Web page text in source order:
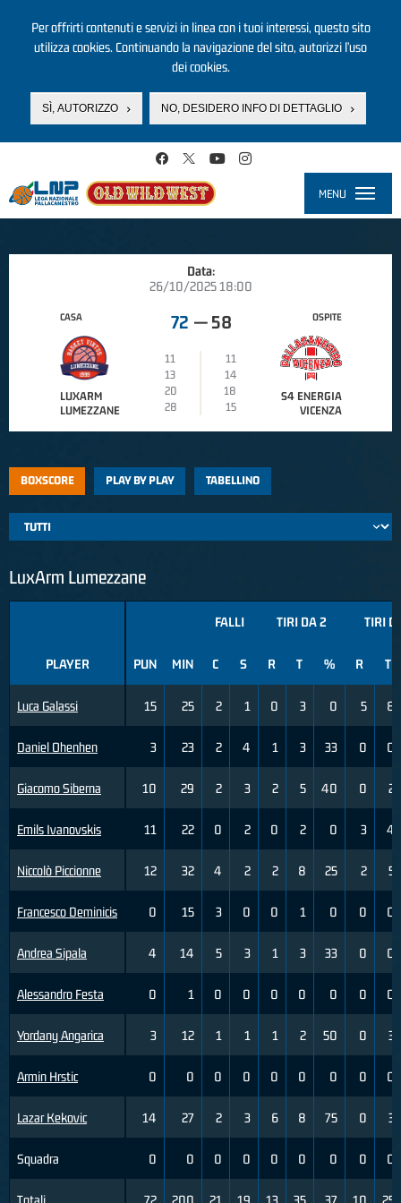
Per offrirti contenuti e servizi in linea con i tuoi interessi, questo sito
utilizza cookies. Continuando la navigazione del sito, autorizzi l’uso
dei cookies.
SÌ, AUTORIZZO NO, DESIDERO INFO DI DETTAGLIO
MENU
Data:
26/10/2025 18:00
CASA
LUXARM
LUMEZZANE
72 — 58
11
11
13
14
20
18
28
15
OSPITE
S4 ENERGIA
VICENZA
BOXSCORE PLAY BY PLAY TABELLINO
LuxArm Lumezzane
PLAYER
Luca Galassi
Daniel Ohenhen
Giacomo Siberna
Emils Ivanovskis
Niccolò Piccionne
Francesco Deminicis
Andrea Sipala
Alessandro Festa
Yordany Angarica
Armin Hrstic
Lazar Kekovic
Squadra
FALLI TIRI DA 2 TIRI
PUN MIN C S R T % R T
15 25 2 1 0 3 0 5 8
3 23 2 4 1 3 33 0 0
10 29 2 3 2 5 40 0 2
11 22 0 2 0 2 0 3 4
12 32 4 2 2 8 25 2 5
0 15 3 0 0 1 0 0 0
4 14 5 3 1 3 33 0 0
0 1 0 0 0 0 0 0 0
3 12 1 1 1 2 50 0 3
0 0 0 0 0 0 0 0 0
14 27 2 3 6 8 75 0 3
0 0 0 0 0 0 0 0 0